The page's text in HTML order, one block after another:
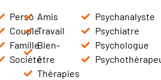
Perso
Couple
Famille
Société
Amis
Travail
Bien-
être
Thérapies
Psychanalyste
Psychiatre
Psychologue